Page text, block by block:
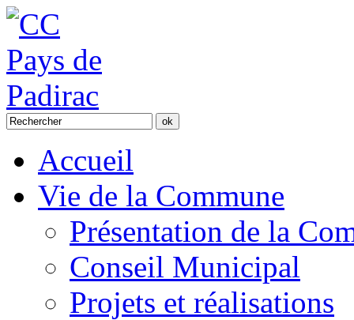
Accueil
Vie de la Commune
Présentation de la
Conseil Municipal
Projets et réalisations